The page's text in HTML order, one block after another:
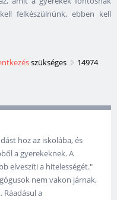
felkészülnünk, ebben kell
szükséges
14974
hoz az iskolába, és
a gyerekeknek. A
elveszíti a hitelességét."
nem vakon járnak,
Ráadásul a